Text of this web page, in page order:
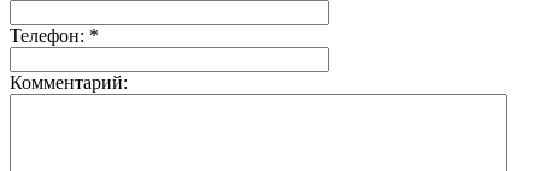
Телефон: *
Комментарий: